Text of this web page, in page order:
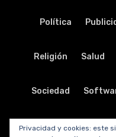
Política
Religión Salud
Sociedad
Tabletas
Privacidad y cookies: este